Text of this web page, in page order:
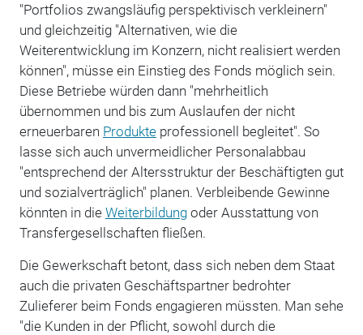
"Portfolios zwangsläufig perspektivisch verkleinern"
und gleichzeitig "Alternativen, wie die
Weiterentwicklung im Konzern, nicht realisiert werden
können", müsse ein Einstieg des Fonds möglich sein.
Diese Betriebe würden dann "mehrheitlich
übernommen und bis zum Auslaufen der nicht
erneuerbaren Produkteprofessionell begleitet". So
lasse sich auch unvermeidlicher Personalabbau
"entsprechend der Altersstruktur der Beschäftigten gut
und sozialverträglich" planen. Verbleibende Gewinne
könnten in die Weiterbildungoder Ausstattung von
Transfergesellschaften fließen.
Die Gewerkschaft betont, dass sich neben dem Staat
auch die privaten Geschäftspartner bedrohter
Zulieferer beim Fonds engagieren müssten. Man sehe
"die Kunden in der Pflicht, sowohl durch die